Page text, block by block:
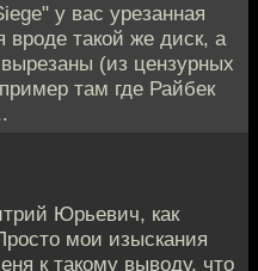
у вас урезанная
вроде такой же диск, а
(из цензурных
там где Райбек
Юрьевич, как
мои изыскания
к такому выводу, что